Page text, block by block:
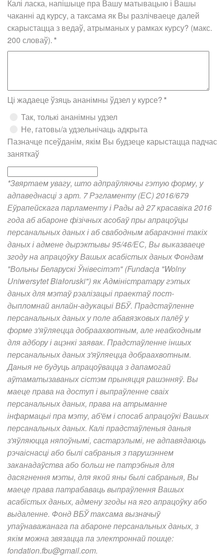
Калі ласка, напішыце пра Вашу матывацыю і Вашы
чаканні ад курсу, а таксама як Вы разлічваеце далей
скарыстацца з ведаў, атрыманых у рамках курсу? (макс.
200 словаў).*
Ці жадаеце ўзяць ананімны ўдзел у курсе?*
Так, толькі ананімны удзел
Не, гатовы/а удзельнічаць адкрыта
Пазначце псеўданім, якім Вы будзеце карыстацца падчас
заняткаў
*Звяртаем увагу, што адпраўляючы гэтую форму, у
адпаведнасці з арт. 7 Рэгламенту (ЕС) 2016/679
Еўрапейскага парламенту і Рады ад 27 красавіка 2016
года аб абароне фізічных асобаў пры апрацоўцы
персанальных даных і аб свабодным абарачэнні такіх
даных і адмене дырэктывы 95/46/ЕС, Вы выказваеце
згоду на апрацоўку Вашых асабістых даных Фондам
"Вольны Беларускі Ўнівесітэт" (Fundacja "Wolny
Uniwersytet Białoruski") як Адміністратару гэтых
даных для мэтаў рэалізацыі праектаў пост-
дыпломнай анлайн-адукацыі ВБЎ. Прадстаўленне
персанальных даных у поле абавязковых палёў у
форме з'яўляецца добраахвотным, але неабходным
для адбору і ацэнкі заявак. Прадстаўленне іншых
персанальныхданых з'яўляецца добраахвотным.
Даныя не будуць апрацоўвацца з дапамогай
аўтаматызаваных сістэм прыняцця рашэнняў. Вы
маеце права на доступ і выпраўленне сваіх
персанальных даных, права на атрыманне
інфармацыі пра мэту, аб'ём і спосаб апрацоўкі Вашых
персанальных даных. Калі прадстаўленыя даныя
з'яўляюцца няпоўнымі, састарэлымі, не адпавядаюць
рэчаіснасці або былі сабраныя з парушэннем
заканадаўства або больш не патрэбныя для
дасягнення мэты, для якой яны былі сабраныя, Вы
маеце права патрабаваць выпраўлення Вашых
асабістых даных, адмену згоды на яго апрацоўку або
выдаленне. Фонд ВБЎ таксама вызначыў
упаўнаважанага па абароне персанальных даных, з
якім можна звязацца па электроннай пошце:
fondation.fbu@gmail.com.